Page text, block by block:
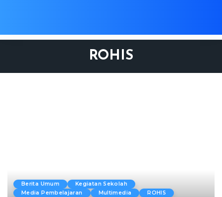
ROHIS
Berita Umum
Kegiatan Sekolah
Media Pembelajaran
Multimedia
ROHIS